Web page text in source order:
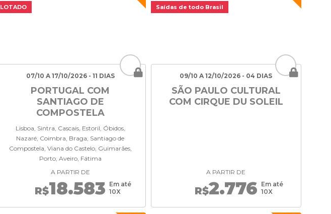
LOTADO
07/10 A 17/10/2026 - 11 DIAS
PORTUGAL COM
SANTIAGO DE
COMPOSTELA
Lisboa, Sintra, Cascais, Estoril, Óbidos,
Nazaré, Coimbra, Braga, Santiago de
Compostela, Viana do Castelo, Guimarães,
Porto, Aveiro, Fátima
A PARTIR DE
R$18.583 Em até
10X
Saídas de todo Brasil
09/10 A 12/10/2026 - 04 DIAS
SÃO PAULO CULTURAL
COM CIRQUE DU SOLEIL
A PARTIR DE
R$2.776 Em até
10X